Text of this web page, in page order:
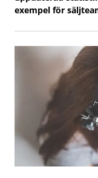
exempel för